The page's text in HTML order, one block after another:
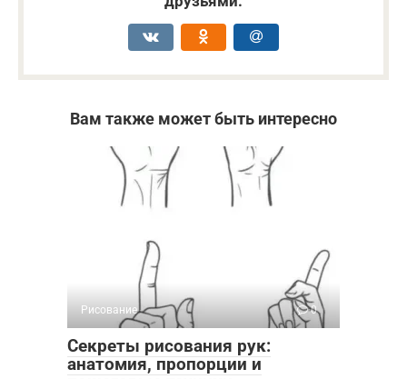
Вам также может быть интересно
Рисование 0
Секреты рисования рук:
анатомия, пропорции и